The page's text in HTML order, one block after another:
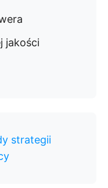
jakości
strategii